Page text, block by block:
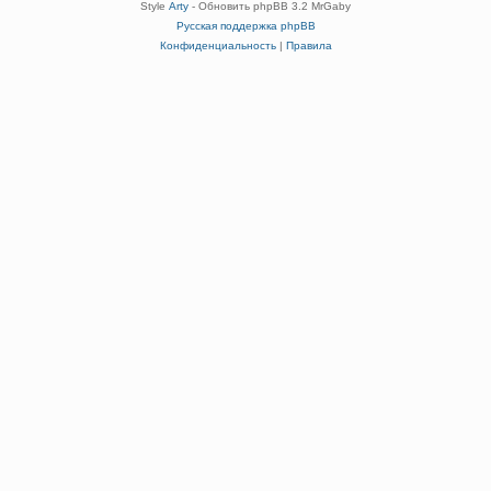
Style Arty - Обновить phpBB 3.2 MrGaby
Русская поддержка phpBB
Конфиденциальность| Правила